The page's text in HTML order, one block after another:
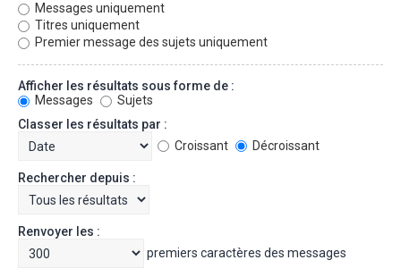
Messages uniquement
Titres uniquement
Premier message des sujets uniquement
Afficher les résultats sous forme de :
Messages
Sujets
Classer les résultats par :
Croissant
Décroissant
Rechercher depuis :
Renvoyer les :
premiers caractères des messages